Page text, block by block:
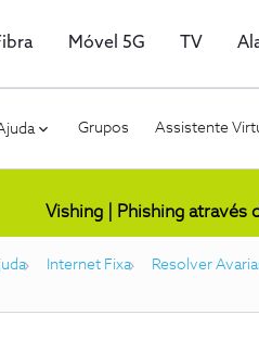
Móvel 5G TV
Grupos Assistente
Vishing | Phishing através
Internet Fixa Resolver